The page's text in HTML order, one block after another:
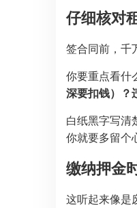
仔细核对
签合同前，千
你要重点看什
深要扣钱）？
白纸黑字写清
你就要多留个
缴纳押金
这听起来像是